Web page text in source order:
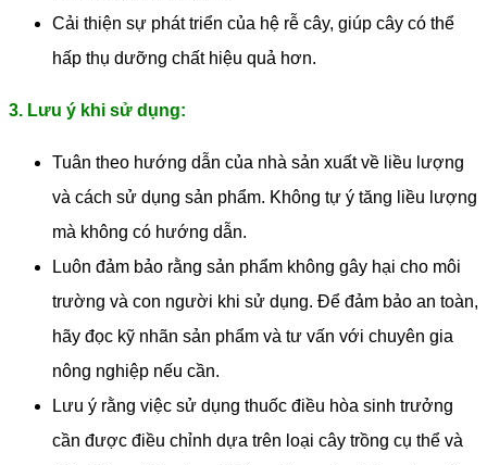
Cải thiện sự phát triển của hệ rễ cây, giúp cây có thể
hấp thụ dưỡng chất hiệu quả hơn.
3. Lưu ý khi sử dụng:
Tuân theo hướng dẫn của nhà sản xuất về liều lượng
và cách sử dụng sản phẩm. Không tự ý tăng liều lượng
mà không có hướng dẫn.
Luôn đảm bảo rằng sản phẩm không gây hại cho môi
trường và con người khi sử dụng. Để đảm bảo an toàn,
hãy đọc kỹ nhãn sản phẩm và tư vấn với chuyên gia
nông nghiệp nếu cần.
Lưu ý rằng việc sử dụng thuốc điều hòa sinh trưởng
cần được điều chỉnh dựa trên loại cây trồng cụ thể và